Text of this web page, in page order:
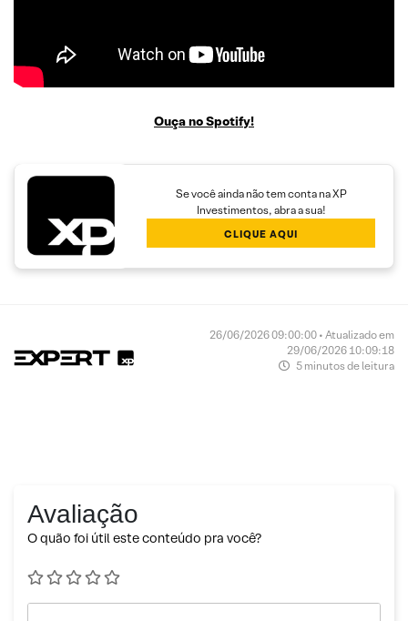
Ouça no Spotify!
Se você ainda não tem conta na XP
Investimentos, abra a sua!
CLIQUE AQUI
26/06/2026 09:00:00 • Atualizado em
29/06/2026 10:09:18
5 minutos de leitura
Avaliação
O quão foi útil este conteúdo pra você?